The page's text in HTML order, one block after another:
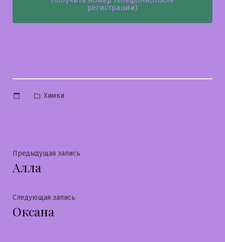
регистрации)
Опубликовано
Химки
Навигация
по
записям
Предыдущая запись
Алла
Следующая запись
Оксана